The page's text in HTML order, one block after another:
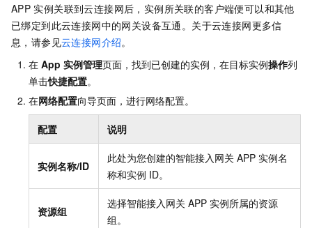
APP 实例关联到云连接网后，实例所关联的客户端便可以和其他
已绑定到此云连接网中的网关设备互通。关于云连接网更多信
息，请参见云连接网介绍。
在 App 实例管理页面，找到已创建的实例，在目标实例操作列
单击快捷配置。
在网络配置向导页面，进行网络配置。
配置 说明
实例名称/ID
此处为您创建的智能接入网关 APP 实例名
称和实例 ID。
资源组
选择智能接入网关 APP 实例所属的资源
组。